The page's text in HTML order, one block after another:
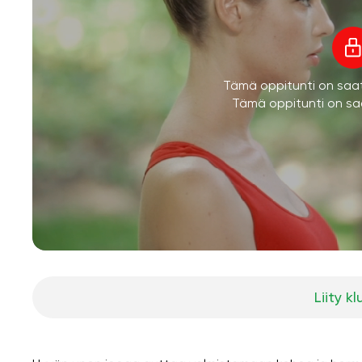
Tämä oppitunti on
Tämä oppitunti on
Liity